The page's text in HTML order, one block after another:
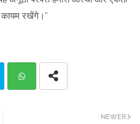
कायम रखेंगे।”
NEWER